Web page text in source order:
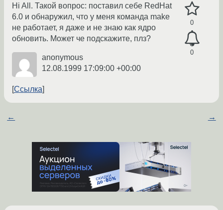
0
0
Hi All. Такой вопрос: поставил себе RedHat
6.0 и обнаружил, что у меня команда make
не работает, я даже и не знаю как ядро
обновить. Может че подскажите, плз?
anonymous
12.08.1999 17:09:00 +00:00
Ссылка
← →